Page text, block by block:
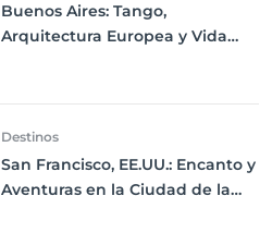
Buenos Aires: Tango,
Arquitectura Europea y Vida
Destinos
San Francisco, EE.UU.: Encanto y
Aventuras en la Ciudad de la